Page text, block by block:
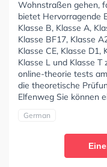
Wohnstraßen gehen,
bietet Hervorragende
Klasse B, Klasse A,
Klasse BF17, Klasse
Klasse CE, Klasse D1,
Klasse L und Klasse
online-theorie tests
die theoretische
Elfenweg Sie können
German